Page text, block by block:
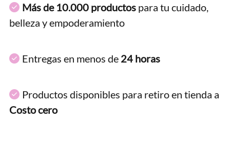
Más de 10.000 productos para tu cuidado,
belleza y empoderamiento
Entregas en menos de 24 horas
Productos disponibles para retiro en tienda a
Costo cero